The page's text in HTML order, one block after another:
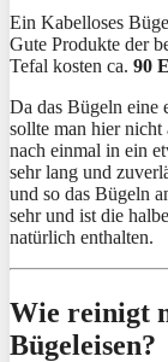
Ein Kabelloses
Gute Produkte der
Tefal kosten ca. 90
Da das Bügeln eine
sollte man hier nicht
nach einmal in ein
sehr lang und
und so das Bügeln
sehr und ist die
natürlich enthalten.
Wie reinigt
Bügeleisen?